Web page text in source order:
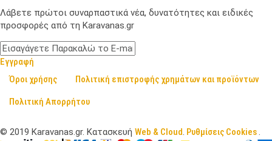
Λάβετε πρώτοι συναρπαστικά νέα, δυνατότητες και ειδικές
προσφορές από τη Karavanas.gr
Εγγραφή
Όροι χρήσης
Πολιτική επιστροφής χρημάτων και προϊόντων
Πολιτική Απορρήτου
© 2019 Karavanas.gr. Κατασκευή Web & Cloud Ρυθμίσεις Cookies